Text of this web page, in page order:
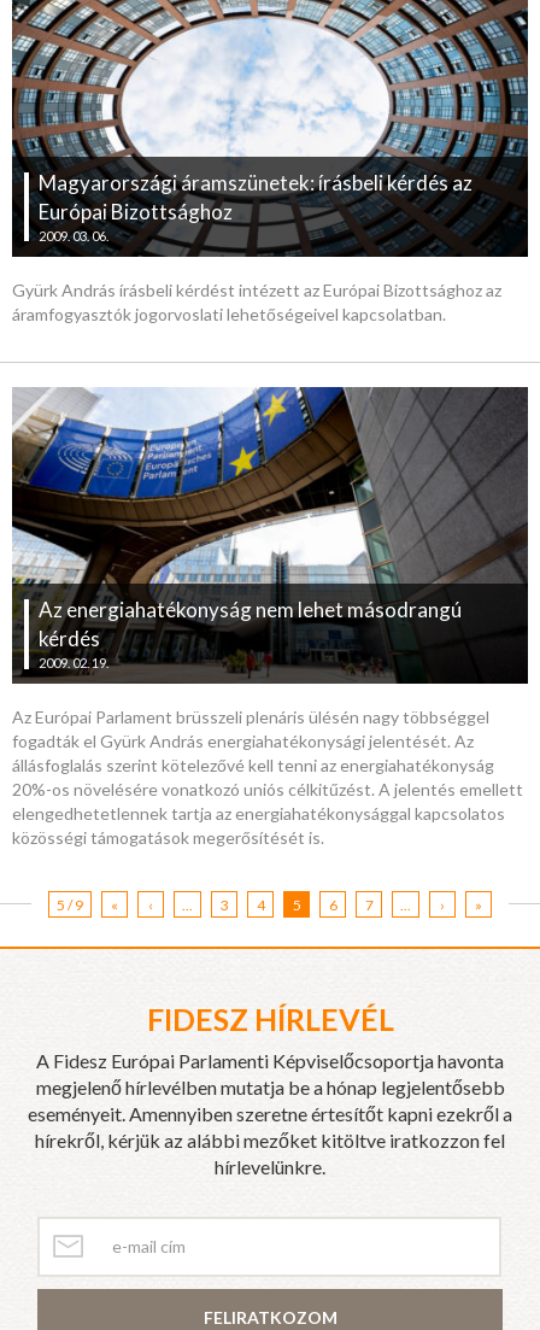
Magyarországi áramszünetek: írásbeli kérdés az
Európai Bizottsághoz
2009. 03. 06.
Gyürk András írásbeli kérdést intézett az Európai Bizottsághoz az
áramfogyasztók jogorvoslati lehetőségeivel kapcsolatban.
Az energiahatékonyság nem lehet másodrangú
kérdés
2009. 02. 19.
Az Európai Parlament brüsszeli plenáris ülésén nagy többséggel
fogadták el Gyürk András energiahatékonysági jelentését. Az
állásfoglalás szerint kötelezővé kell tenni az energiahatékonyság
20%-os növelésére vonatkozó uniós célkitűzést. A jelentés emellett
elengedhetetlennek tartja az energiahatékonysággal kapcsolatos
közösségi támogatások megerősítését is.
5 / 9 « ‹ 3 4 5 6 7 › »
FIDESZ HÍRLEVÉL
A Fidesz Európai Parlamenti Képviselőcsoportja havonta
megjelenő hírlevélben mutatja be a hónap legjelentősebb
eseményeit. Amennyiben szeretne értesítőt kapni ezekről a
hírekről, kérjük az alábbi mezőket kitöltve iratkozzon fel
hírlevelünkre.
FELIRATKOZOM